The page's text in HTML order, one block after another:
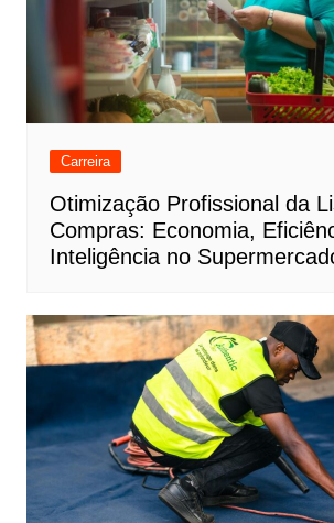
Carreira
Otimização Profissional da
Compras: Economia,
Inteligência no